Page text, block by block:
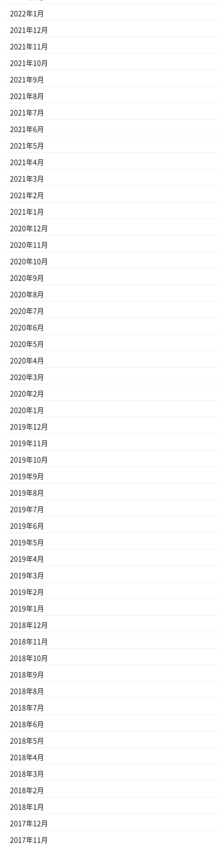
2022年1月
2021年12月
2021年11月
2021年10月
2021年9月
2021年8月
2021年7月
2021年6月
2021年5月
2021年4月
2021年3月
2021年2月
2021年1月
2020年12月
2020年11月
2020年10月
2020年9月
2020年8月
2020年7月
2020年6月
2020年5月
2020年4月
2020年3月
2020年2月
2020年1月
2019年12月
2019年11月
2019年10月
2019年9月
2019年8月
2019年7月
2019年6月
2019年5月
2019年4月
2019年3月
2019年2月
2019年1月
2018年12月
2018年11月
2018年10月
2018年9月
2018年8月
2018年7月
2018年6月
2018年5月
2018年4月
2018年3月
2018年2月
2018年1月
2017年12月
2017年11月